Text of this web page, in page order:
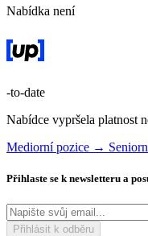
Nabídka není
-to-date
Nabídce vypršela platnost
Mediorní pozice →
Přihlaste se k newsletteru a
Přihlásit k odběru